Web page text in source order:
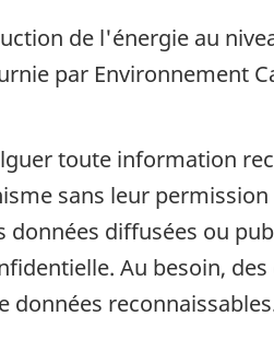
de l'énergie au
par Environnement
toute information
sans leur
diffusées ou
Au besoin,
données